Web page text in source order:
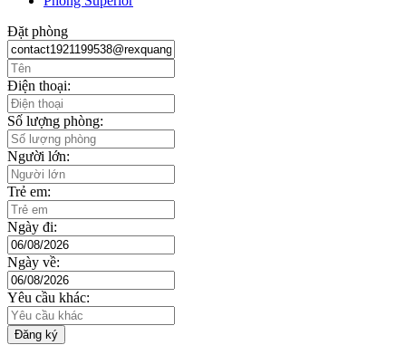
Đặt phòng
Điện thoại:
Số lượng phòng:
Người lớn:
Trẻ em:
Ngày đi:
Ngày về:
Yêu cầu khác: